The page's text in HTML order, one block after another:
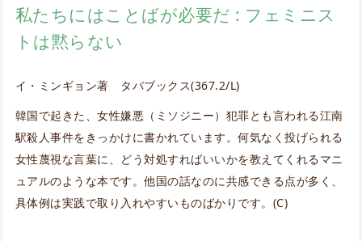
私たちにはことばが必要だ : フェミニス
トは黙らない
イ・ミンギョン著 タバブックス(367.2/L)
韓国で起きた、女性嫌悪（ミソジニー）犯罪とも言われる江南
駅殺人事件をきっかけに書かれています。何気なく投げられる
女性蔑視な言葉に、どう対処すればいいかを教えてくれるマニ
ュアルのような本です。他国の話なのに共感できる点が多く、
具体例は実践で取り入れやすいものばかりです。(C)